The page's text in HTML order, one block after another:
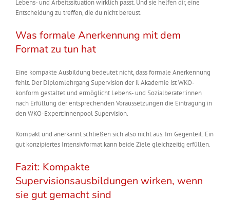
Lebens- und Arbeitssituation wirklich passt. Und sie helfen dir, eine
Entscheidung zu treffen, die du nicht bereust.
Was formale Anerkennung mit dem
Format zu tun hat
Eine kompakte Ausbildung bedeutet nicht, dass formale Anerkennung
fehlt. Der Diplomlehrgang Supervision der il Akademie ist WKO-
konform gestaltet und ermöglicht Lebens- und Sozialberater:innen
nach Erfüllung der entsprechenden Voraussetzungen die Eintragung in
den WKO-Expert:innenpool Supervision.
Kompakt und anerkannt schließen sich also nicht aus. Im Gegenteil: Ein
gut konzipiertes Intensivformat kann beide Ziele gleichzeitig erfüllen.
Fazit: Kompakte
Supervisionsausbildungen wirken, wenn
sie gut gemacht sind